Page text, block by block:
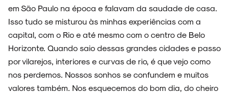
em São Paulo na época e falavam da saudade de casa.
Isso tudo se misturou às minhas experiências com a
capital, com o Rio e até mesmo com o centro de Belo
Horizonte. Quando saio dessas grandes cidades e passo
por vilarejos, interiores e curvas de rio, é que vejo como
nos perdemos. Nossos sonhos se confundem e muitos
valores também. Nos esquecemos do bom dia, do cheiro